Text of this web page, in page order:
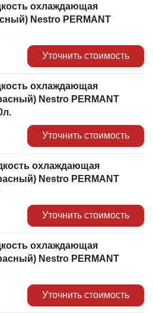
охлаждающая
Nestro PERMANT
Уточнить стоимость
охлаждающая
Nestro PERMANT
Уточнить стоимость
охлаждающая
Nestro PERMANT
Уточнить стоимость
охлаждающая
Nestro PERMANT
Уточнить стоимость